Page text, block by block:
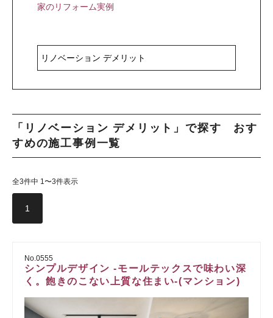
家のリフォーム実例
「リノベーション デメリット」で探す おす
すめの施工事例一覧
全3件中 1〜3件表示
1
No.0555
シンプルデザイン -モールテックスで味わい深
く。飽きのこない上質な住まい-(マンション)